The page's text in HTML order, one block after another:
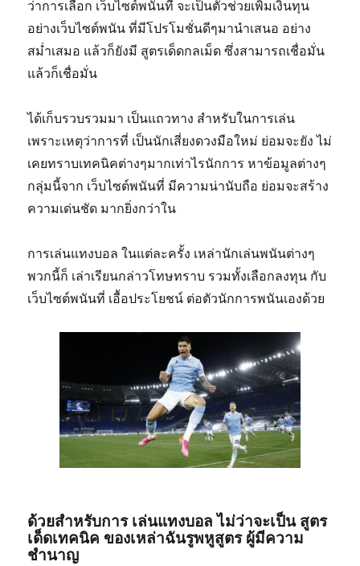
ว่าการเลือก เว็บไซต์พนันที่ จะเป็นตัวช่วยเพิ่มเงินทุน
อย่างเว็บไซต์พนัน ที่มีโปรโมชั่นดีๆมานำเสนอ อย่าง
สม่ำเสมอ แล้วก็ยังมี สูตรเด็ดกลเม็ด ซึ่งสามารถเชื่อมั่น
แล้วก็เชื่อมั่น
ได้เก็บรวบรวมมา เป็นแถวทาง สำหรับในการเล่น
เพราะเหตุว่าการที่ เป็นนักเสี่ยงดวงมือใหม่ ย่อมจะยัง ไม่
เคยทราบเทคนิคต่างๆมากเท่าไรนักการ หาข้อมูลต่างๆ
กลุ่มนี้จาก เว็บไซต์พนันที่ มีความน่านับถือ ย่อมจะสร้าง
ความเด่นชัด มากยิ่งกว่าใน
การเล่นแทงบอล ในแต่ละครั้ง เหล่านักเล่นพนันต่างๆ
พวกนี้ก็ เล่าเรียนกล่าวโทษทราบ รวมทั้งเลือกลงทุน กับ
เว็บไซต์พนันที่ เอื้อประโยชน์ ต่อตัวนักการพนันเองด้วย
ด้วยสำหรับการ เล่นแทงบอล ไม่ว่าจะเป็น สูตร
เด็ดเทคนิค ของเหล่าฉันรูพหูสูตร ผู้มีความ
ชำนาญ